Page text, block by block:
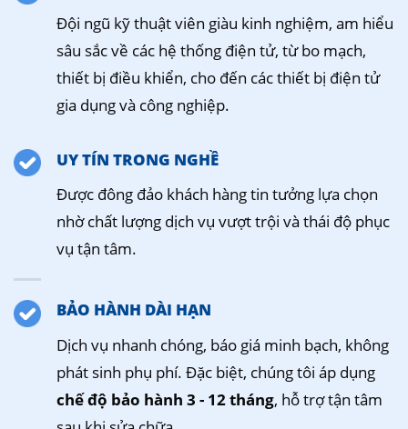
Đội ngũ kỹ thuật viên giàu kinh nghiệm, am hiểu
sâu sắc về các hệ thống điện tử, từ bo mạch,
thiết bị điều khiển, cho đến các thiết bị điện tử
gia dụng và công nghiệp.
UY TÍN TRONG NGHỀ
Được đông đảo khách hàng tin tưởng lựa chọn
nhờ chất lượng dịch vụ vượt trội và thái độ phục
vụ tận tâm.
BẢO HÀNH DÀI HẠN
Dịch vụ nhanh chóng, báo giá minh bạch, không
phát sinh phụ phí. Đặc biệt, chúng tôi áp dụng
chế độ bảo hành 3 - 12 tháng, hỗ trợ tận tâm